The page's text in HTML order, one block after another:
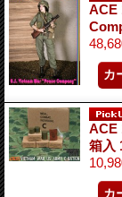
ACE
ACE
箱入